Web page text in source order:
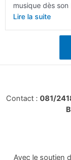
musique dès
Lire la suite
Contact : 081/
Avec le soutien